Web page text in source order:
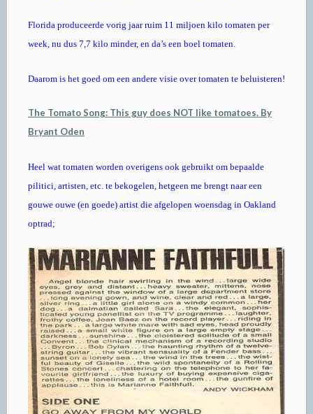
Florida produceerde vorig jaar ruim 11 miljoen kilo tomaten per
week, nu dus 7,7 kilo minder, en da’s een boel tomaten.
Daarom is het goed om een andere visie over tomaten te beluisteren!
The Tomato Song: This guy does NOT like tomatoes. By
Bryant Oden
Heel wat tomaten worden overigens ook gebruikt om bepaalde
pilitici, artisten, etc. te bekogelen, hetgeen me brengt naar een
gouwe ouwe (en goede) artist die afgelopen woensdag in Oakland
optrad;